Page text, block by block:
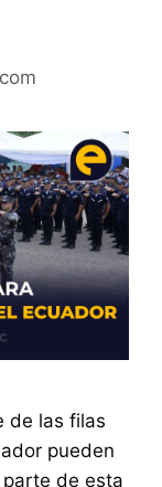
de las filas
pueden
de esta